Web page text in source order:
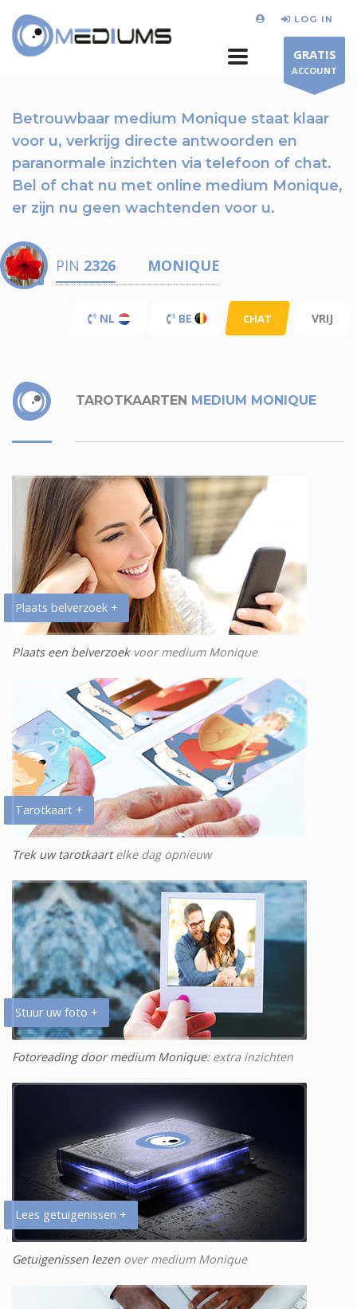
LOG IN
GRATIS
ACCOUNT
Betrouwbaar medium Monique staat klaar
voor u, verkrijg directe antwoorden en
paranormale inzichten via telefoon of chat.
Bel of chat nu met online medium Monique,
er zijn nu geen wachtenden voor u.
PIN 2326 MONIQUE
NL BE CHAT VRIJ
TAROTKAARTEN MEDIUM MONIQUE
Plaats belverzoek +
Plaats een belverzoekvoor medium Monique
Tarotkaart +
Trek uw tarotkaartelke dag opnieuw
Stuur uw foto +
Fotoreading door medium Monique: extra inzichten
Lees getuigenissen +
Getuigenissen lezen over medium Monique